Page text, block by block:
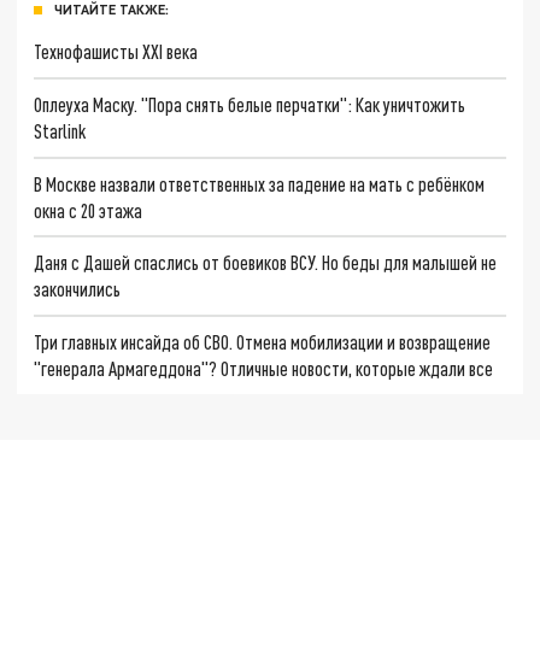
ЧИТАЙТЕ ТАКЖЕ:
Технофашисты XXI века
Оплеуха Маску. "Пора снять белые перчатки": Как уничтожить
Starlink
В Москве назвали ответственных за падение на мать с ребёнком
окна с 20 этажа
Даня с Дашей спаслись от боевиков ВСУ. Но беды для малышей не
закончились
Три главных инсайда об СВО. Отмена мобилизации и возвращение
"генерала Армагеддона"? Отличные новости, которые ждали все